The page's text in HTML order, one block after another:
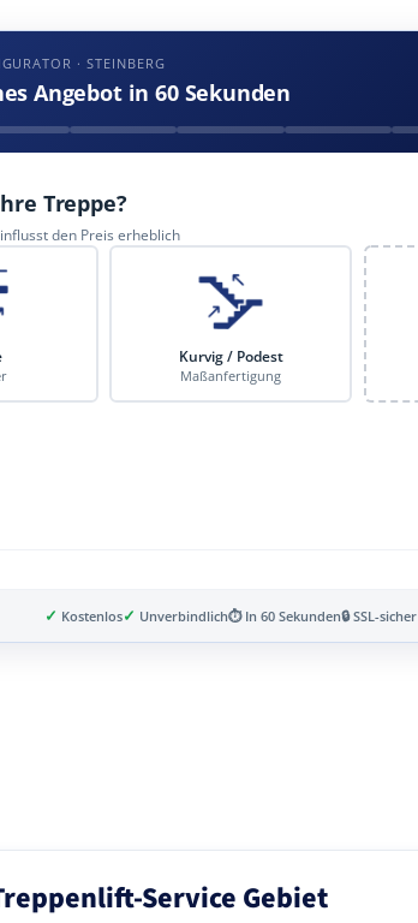
· STEINBERG
Angebot in 60 Sekunden
Treppe?
den Preis erheblich
Kurvig / Podest
Maßanfertigung
✓ Kostenlos✓ Unverbindlich⏱ In 60 Sekunden🔒 SSL-sicher
Service Gebiet